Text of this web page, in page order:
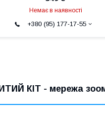
Немає в наявності
+380 (95) 177-17-55
КІТ - мережа